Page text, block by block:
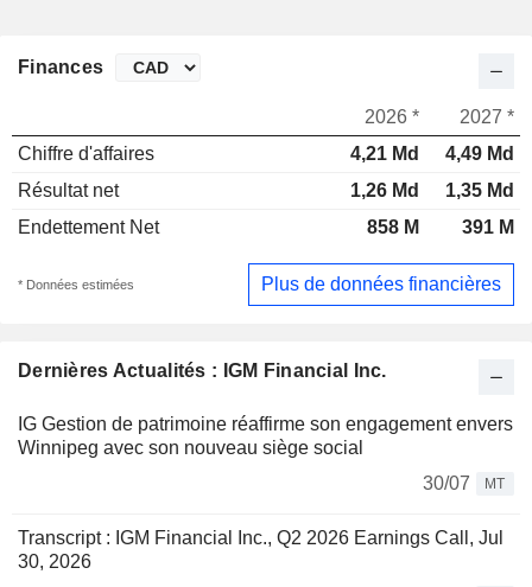
Dernières Actualités : IGM Financial Inc.
IG Gestion de patrimoine réaffirme son engagement envers
Winnipeg avec son nouveau siège social
30/07
MT
Transcript : IGM Financial Inc., Q2 2026 Earnings Call, Jul
30, 2026
Finances
2026 *
2027 *
Chiffre d'affaires
4,21 Md
4,49 Md
Résultat net
1,26 Md
1,35 Md
Endettement Net
858 M 391 M
* Données estimées Plus de données financières